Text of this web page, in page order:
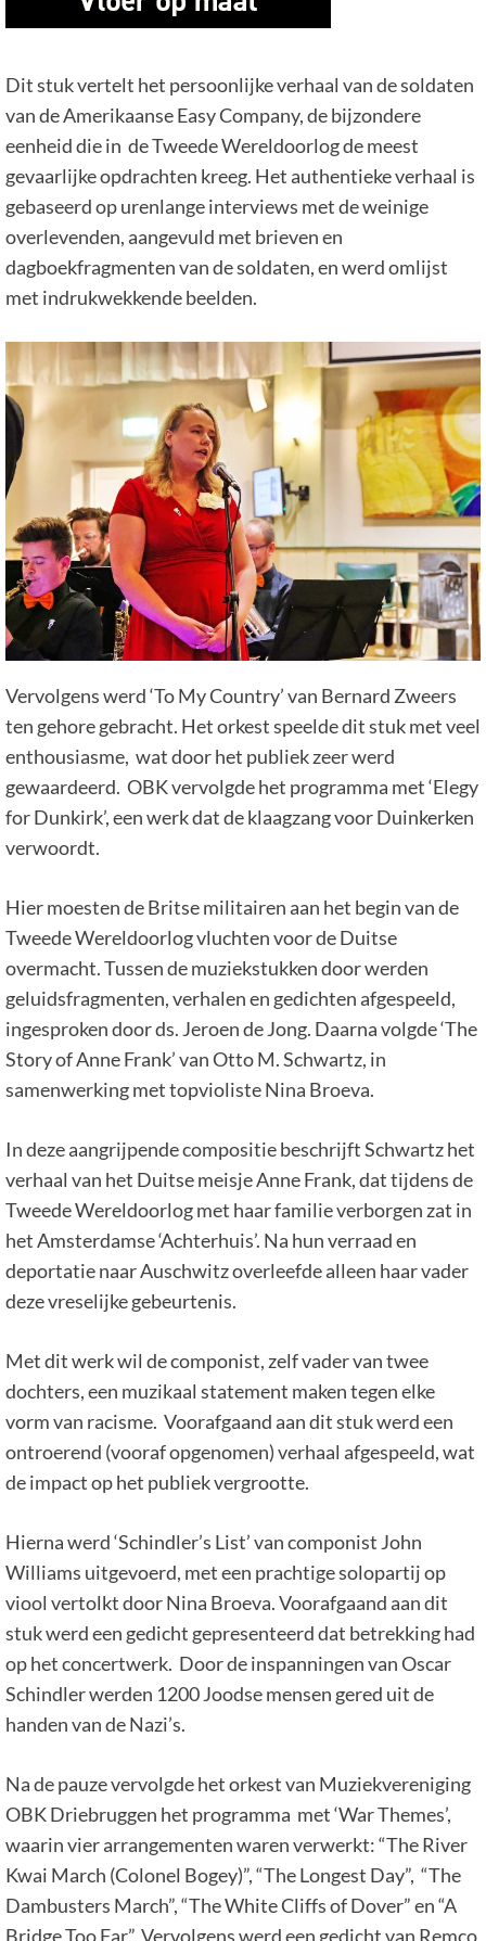
Dit stuk vertelt het persoonlijke verhaal van de soldaten
van de Amerikaanse Easy Company, de bijzondere
eenheid die in de Tweede Wereldoorlog de meest
gevaarlijke opdrachten kreeg. Het authentieke verhaal is
gebaseerd op urenlange interviews met de weinige
overlevenden, aangevuld met brieven en
dagboekfragmenten van de soldaten, en werd omlijst
met indrukwekkende beelden.
Vervolgens werd ‘To My Country’ van Bernard Zweers
ten gehore gebracht. Het orkest speelde dit stuk met veel
enthousiasme, wat door het publiek zeer werd
gewaardeerd. OBK vervolgde het programma met ‘Elegy
for Dunkirk’, een werk dat de klaagzang voor Duinkerken
verwoordt.
Hier moesten de Britse militairen aan het begin van de
Tweede Wereldoorlog vluchten voor de Duitse
overmacht. Tussen de muziekstukken door werden
geluidsfragmenten, verhalen en gedichten afgespeeld,
ingesproken door ds. Jeroen de Jong. Daarna volgde ‘The
Story of Anne Frank’ van Otto M. Schwartz, in
samenwerking met topvioliste Nina Broeva.
In deze aangrijpende compositie beschrijft Schwartz het
verhaal van het Duitse meisje Anne Frank, dat tijdens de
Tweede Wereldoorlog met haar familie verborgen zat in
het Amsterdamse ‘Achterhuis’. Na hun verraad en
deportatie naar Auschwitz overleefde alleen haar vader
deze vreselijke gebeurtenis.
Met dit werk wil de componist, zelf vader van twee
dochters, een muzikaal statement maken tegen elke
vorm van racisme. Voorafgaand aan dit stuk werd een
ontroerend (vooraf opgenomen) verhaal afgespeeld, wat
de impact op het publiek vergrootte.
Hierna werd ‘Schindler’s List’ van componist John
Williams uitgevoerd, met een prachtige solopartij op
viool vertolkt door Nina Broeva. Voorafgaand aan dit
stuk werd een gedicht gepresenteerd dat betrekking had
op het concertwerk. Door de inspanningen van Oscar
Schindler werden 1200 Joodse mensen gered uit de
handen van de Nazi’s.
Na de pauze vervolgde het orkest van Muziekvereniging
OBK Driebruggen het programma met ‘War Themes’,
waarin vier arrangementen waren verwerkt: “The River
Kwai March (Colonel Bogey)”, “The Longest Day”, “The
Dambusters March”, “The White Cliffs of Dover” en “A
Bridge Too Far”. Vervolgens werd een gedicht van Remco